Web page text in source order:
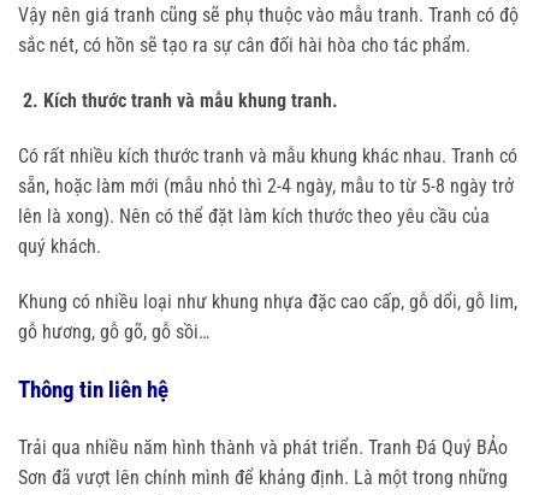
Vậy nên giá tranh cũng sẽ phụ thuộc vào mẫu tranh. Tranh có độ
sắc nét, có hồn sẽ tạo ra sự cân đối hài hòa cho tác phẩm.
2. Kích thước tranh và mẫu khung tranh.
Có rất nhiều kích thước tranh và mẫu khung khác nhau. Tranh có
sẵn, hoặc làm mới (mẫu nhỏ thì 2-4 ngày, mẫu to từ 5-8 ngày trở
lên là xong). Nên có thể đặt làm kích thước theo yêu cầu của
quý khách.
Khung có nhiều loại như khung nhựa đặc cao cấp, gỗ dổi, gỗ lim,
gỗ hương, gỗ gõ, gỗ sồi…
Thông tin liên hệ
Trải qua nhiều năm hình thành và phát triển. Tranh Đá Quý BẢo
Sơn đã vượt lên chính mình để khảng định. Là một trong những